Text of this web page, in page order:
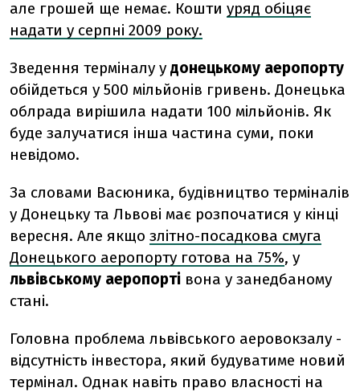
але грошей ще немає. Кошти уряд обіцяє
надати у серпні 2009 року.
Зведення терміналу у донецькому аеропорту
обійдеться у 500 мільйонів гривень. Донецька
облрада вирішила надати 100 мільйонів. Як
буде залучатися інша частина суми, поки
невідомо.
За словами Васюника, будівництво терміналів
у Донецьку та Львові має розпочатися у кінці
вересня. Але якщо злітно-посадкова смуга
Донецького аеропорту готова на 75%, у
львівському аеропорті вона у занедбаному
стані.
Головна проблема львівського аеровокзалу -
відсутність інвестора, який будуватиме новий
термінал. Однак навіть право власності на